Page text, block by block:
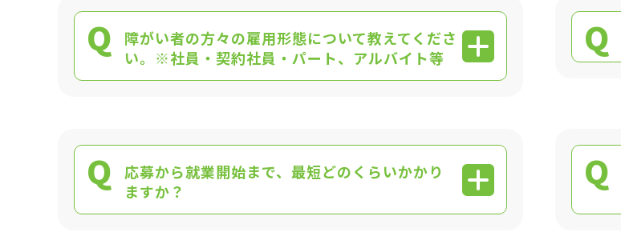
Q
障がい者の方々の雇用形態について教えてくださ
い。※社員・契約社員・パート、アルバイト等
Q
Q
応募から就業開始まで、最短どのくらいかかり
ますか？
Q